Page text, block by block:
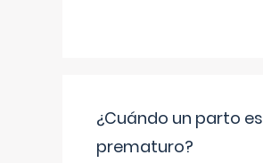
¿Cuándo un parto es
prematuro?